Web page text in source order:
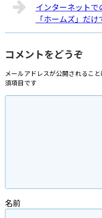
インターネットで
「ホームズ」だけ
コメントをどうぞ
メールアドレスが公開されること
須項目です
名前